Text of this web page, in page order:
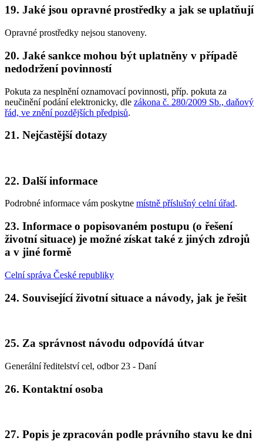
19. Jaké jsou opravné prostředky a jak se uplatňují
Opravné prostředky nejsou stanoveny.
20. Jaké sankce mohou být uplatněny v případě
nedodržení povinností
Pokuta za nesplnění oznamovací povinnosti, příp. pokuta za
neučinění podání elektronicky, dle zákona č. 280/2009 Sb., daňový
řád, ve znění pozdějších předpisů.
21. Nejčastější dotazy
22. Další informace
Podrobné informace vám poskytne místně příslušný celní úřad.
23. Informace o popisovaném postupu (o řešení
životní situace) je možné získat také z jiných zdrojů
a v jiné formě
Celní správa České republiky
24. Související životní situace a návody, jak je řešit
25. Za správnost návodu odpovídá útvar
Generální ředitelství cel, odbor 23 - Daní
26. Kontaktní osoba
27. Popis je zpracován podle právního stavu ke dni